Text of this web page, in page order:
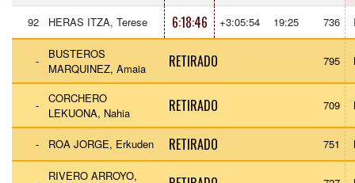
92 HERAS ITZA, Terese 6:18:46 +3:05:54 19:25 736
-
BUSTEROS
MARQUINEZ, Amaia
RETIRADO 795
-
CORCHERO
LEKUONA, Nahia
RETIRADO 709
- ROA JORGE, Erkuden RETIRADO 751
RIVERO ARROYO,